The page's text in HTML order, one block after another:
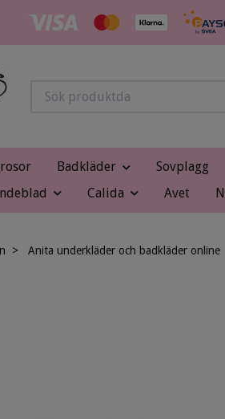
Badkläder Sovplagg
Calida Avet
Anita underkläder och badkläder online